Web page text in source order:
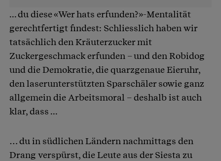
... du diese «Wer hats erfunden?»-Mentalität
gerechtfertigt findest: Schliesslich haben wir
tatsächlich den Kräuterzucker mit
Zuckergeschmack erfunden – und den Robidog
und die Demokratie, die quarzgenaue Eieruhr,
den laserunterstützten Sparschäler sowie ganz
allgemein die Arbeitsmoral – deshalb ist auch
klar, dass ...
… du in südlichen Ländern nachmittags den
Drang verspürst, die Leute aus der Siesta zu